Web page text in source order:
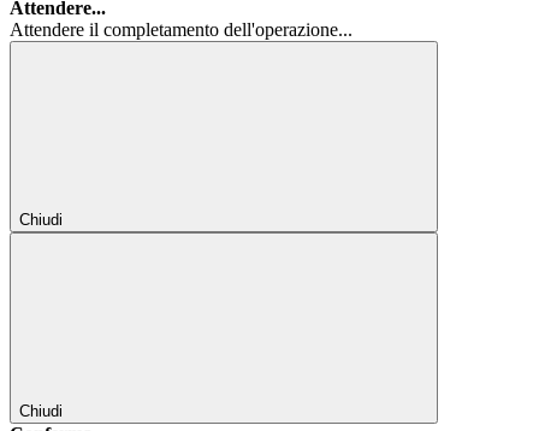
Attendere...
Attendere il completamento dell'operazione...
Chiudi
Chiudi